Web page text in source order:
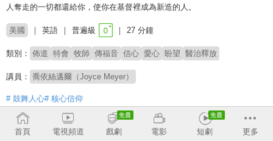
人奪走的一切都還給你，使你在基督裡成為新造的人。
美國 英語 普遍級 27 分鐘
類別： 佈道 特會 牧師 傳福音 信心 愛心 盼望 醫治釋放
講員： 喬依絲邁爾（Joyce Meyer）
# 鼓舞人心# 核心信仰
首頁 電視頻道 戲劇 電影 短劇 更多